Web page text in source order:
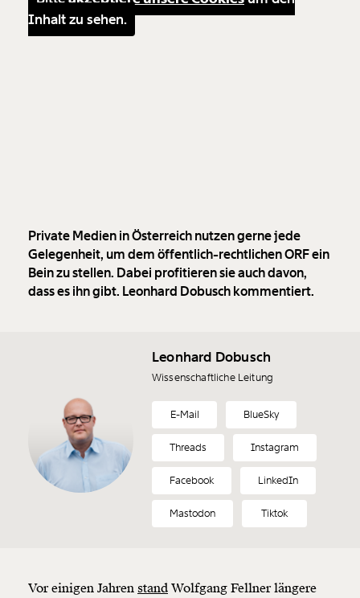
Inhalt zu sehen.
Private Medien in Österreich nutzen gerne jede
Gelegenheit, um dem öffentlich-rechtlichen ORF ein
Bein zu stellen. Dabei profitieren sie auch davon,
dass es ihn gibt. Leonhard Dobusch kommentiert.
Leonhard Dobusch
Wissenschaftliche Leitung
E-Mail BlueSky
Threads Instagram
Facebook LinkedIn
Mastodon Tiktok
Vor einigen Jahren stand Wolfgang Fellner längere